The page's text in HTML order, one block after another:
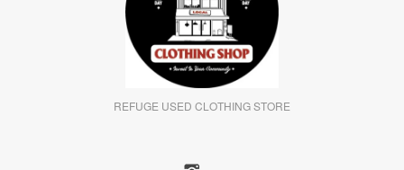
REFUGE USED CLOTHING STORE